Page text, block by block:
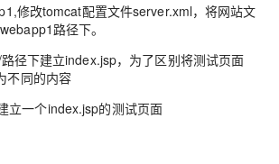
修改tomcat配置文件server.xml，将网站文
路径下。
径下建立index.jsp，为了区别将测试页面
不同的内容
立一个index.jsp的测试页面